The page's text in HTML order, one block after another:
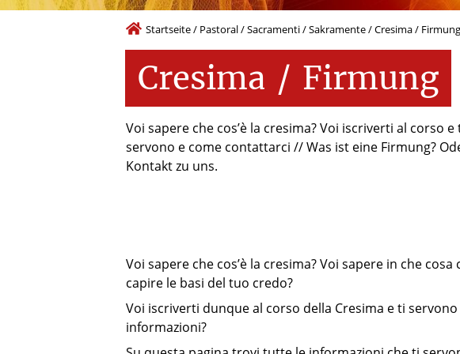
Startseite/ Pastoral/Sacramenti / Sakramente/Cresima / Firmung
Cresima / Firmung
Voi sapere che cos’è la cresima? Voi iscriverti al
servono e come contattarci // Was ist eine Firmung?
Kontakt zu uns.
Voi sapere che cos’è la cresima? Voi sapere in che cosa
capire le basi del tuo credo?
Voi iscriverti dunque al corso della Cresima e ti servono
informazioni?